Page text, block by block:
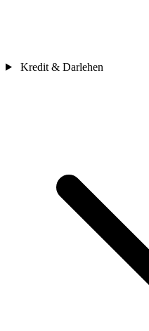
Kredit & Darlehen